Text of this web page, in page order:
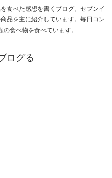
食べた感想を書くブログ。セブンイ
品を主に紹介しています。毎日コン
食べ物を食べています。
ログる